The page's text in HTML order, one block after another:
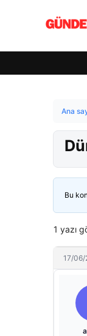
Ana
Bu
1 yazı
17/06/